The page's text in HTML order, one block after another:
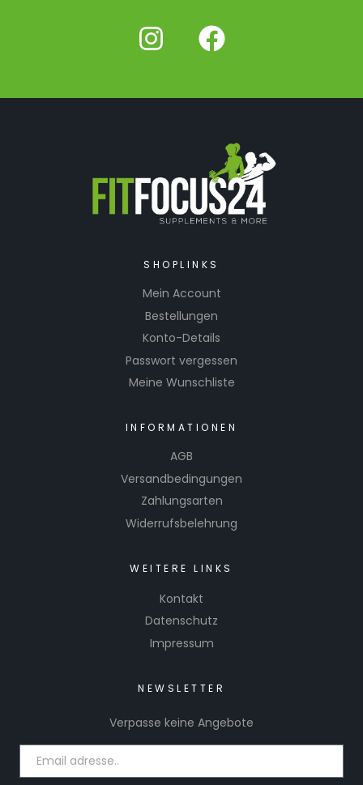
SHOPLINKS
Mein Account
Bestellungen
Konto-Details
Passwort vergessen
Meine Wunschliste
INFORMATIONEN
AGB
Versandbedingungen
Zahlungsarten
Widerrufsbelehrung
WEITERE LINKS
Kontakt
Datenschutz
Impressum
NEWSLETTER
Verpasse keine Angebote